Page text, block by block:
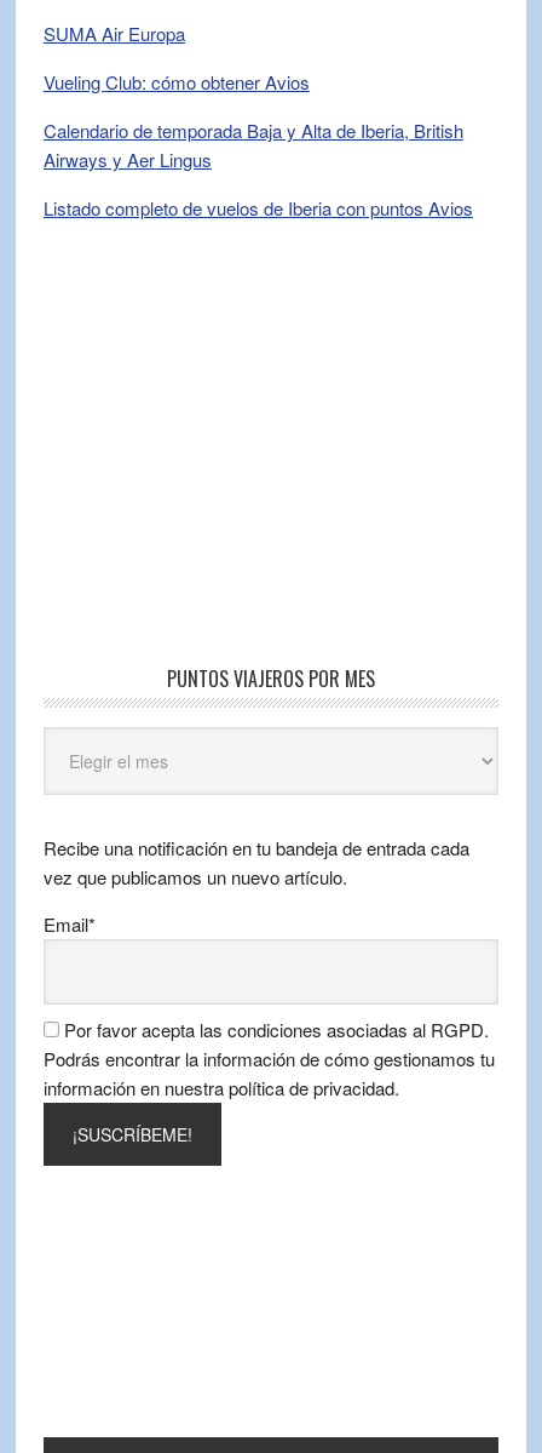
SUMA Air Europa
Vueling Club: cómo obtener Avios
Calendario de temporada Baja y Alta de Iberia, British
Airways y Aer Lingus
Listado completo de vuelos de Iberia con puntos Avios
PUNTOS VIAJEROS POR MES
Viajeros
por
Recibe una notificación en tu bandeja de entrada cada
vez que publicamos un nuevo artículo.
Email*
Por favor acepta las condiciones asociadas al RGPD.
Podrás encontrar la información de cómo gestionamos tu
información en nuestra política de privacidad.